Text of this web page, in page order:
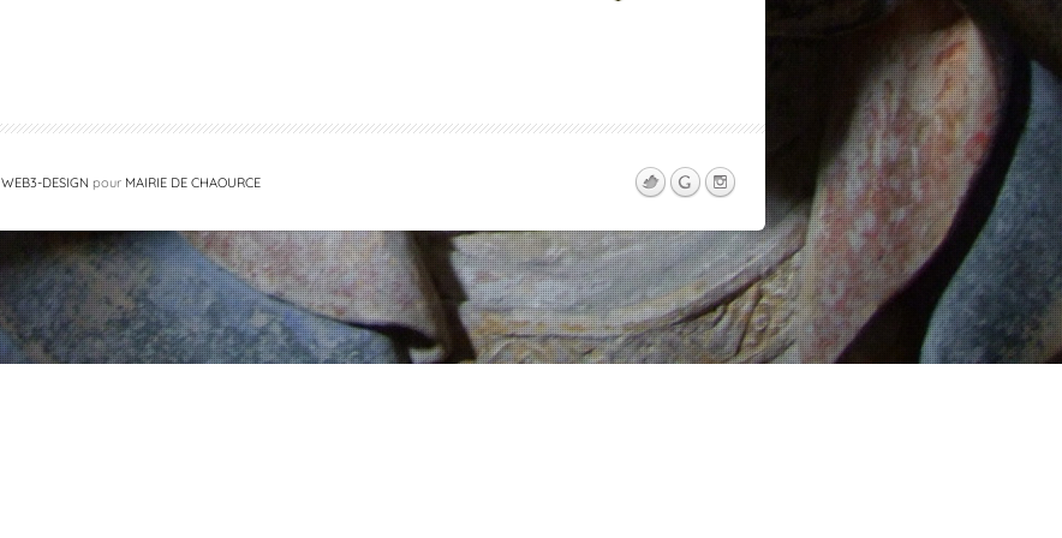
WEB3-DESIGN pour MAIRIE DE CHAOURCE